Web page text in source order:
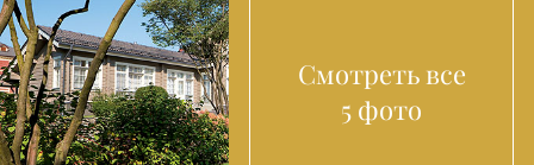
Смотреть все
5 фото